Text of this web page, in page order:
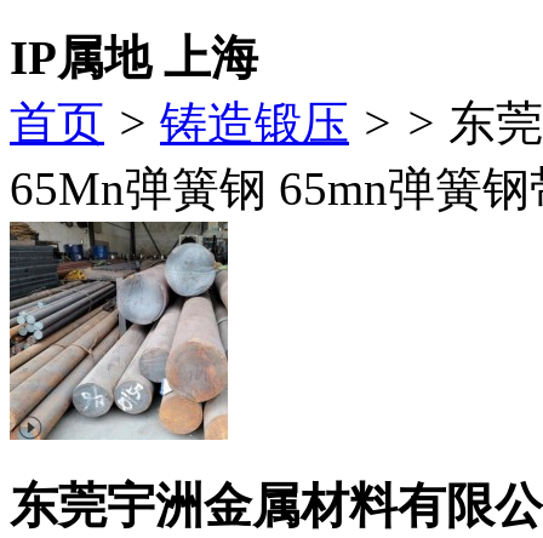
IP属地 上海
首页 > 铸造锻压 > > 东
65Mn弹簧钢 65mn弹簧
东莞宇洲金属材料有限